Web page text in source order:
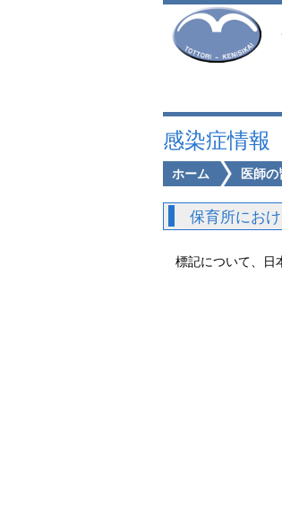
感染症情報
ホーム 医師
保育所にお
標記について、日